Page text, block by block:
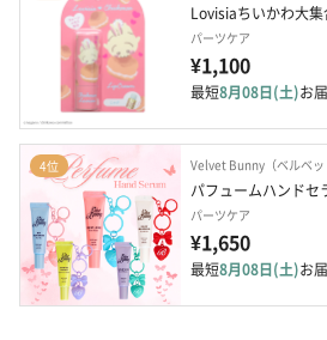
Lovisiaちいかわ大
パーツケア
¥1,100
最短8月08日(土)お
4位 Velvet Bunny（ベルベッ
パフュームハンドセ
パーツケア
¥1,650
最短8月08日(土)お